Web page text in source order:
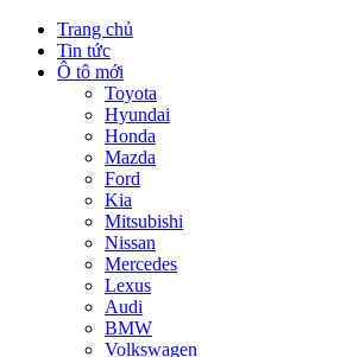
Trang chủ
Tin tức
Ô tô mới
Toyota
Hyundai
Honda
Mazda
Ford
Kia
Mitsubishi
Nissan
Mercedes
Lexus
Audi
BMW
Volkswagen